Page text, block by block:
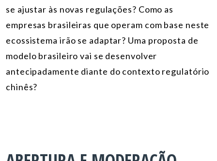
se ajustar às novas regulações? Como as
empresas brasileiras que operam com base neste
ecossistema irão se adaptar? Uma proposta de
modelo brasileiro vai se desenvolver
antecipadamente diante do contexto regulatório
chinês?